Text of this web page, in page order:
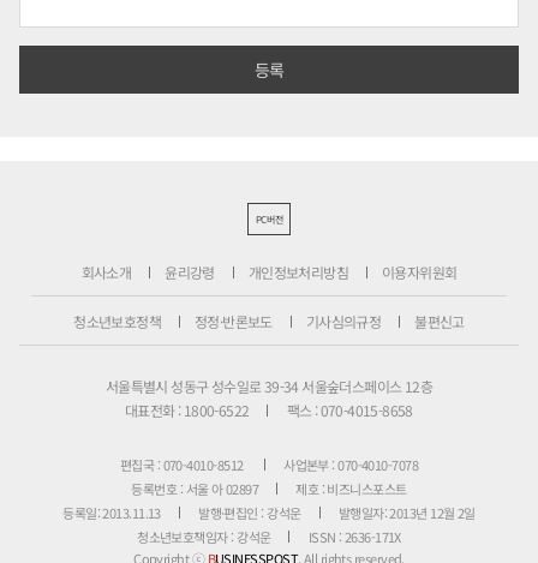
PC버전
회사소개 윤리강령 개인정보처리방침 이용자위원회
청소년보호정책 정정·반론보도 기사심의규정 불편신고
서울특별시 성동구 성수일로 39-34 서울숲더스페이스 12층
대표전화 : 1800-6522
팩스 : 070-4015-8658
편집국 : 070-4010-8512
사업본부 : 070-4010-7078
등록번호 : 서울 아 02897
제호 : 비즈니스포스트
등록일: 2013.11.13
발행·편집인 : 강석운
발행일자: 2013년 12월 2일
청소년보호책임자 : 강석운
ISSN : 2636-171X
Copyright ⓒBUSINESSPOST. All rights reserved.